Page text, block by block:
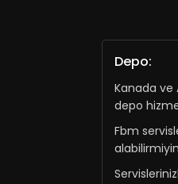
Depo:
Kanada ve
depo
Fbm